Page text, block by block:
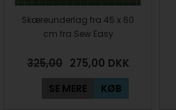
Skæreunderlag fra 45 x 60
cm fra Sew Easy
325,00 275,00 DKK
SE MERE KØB